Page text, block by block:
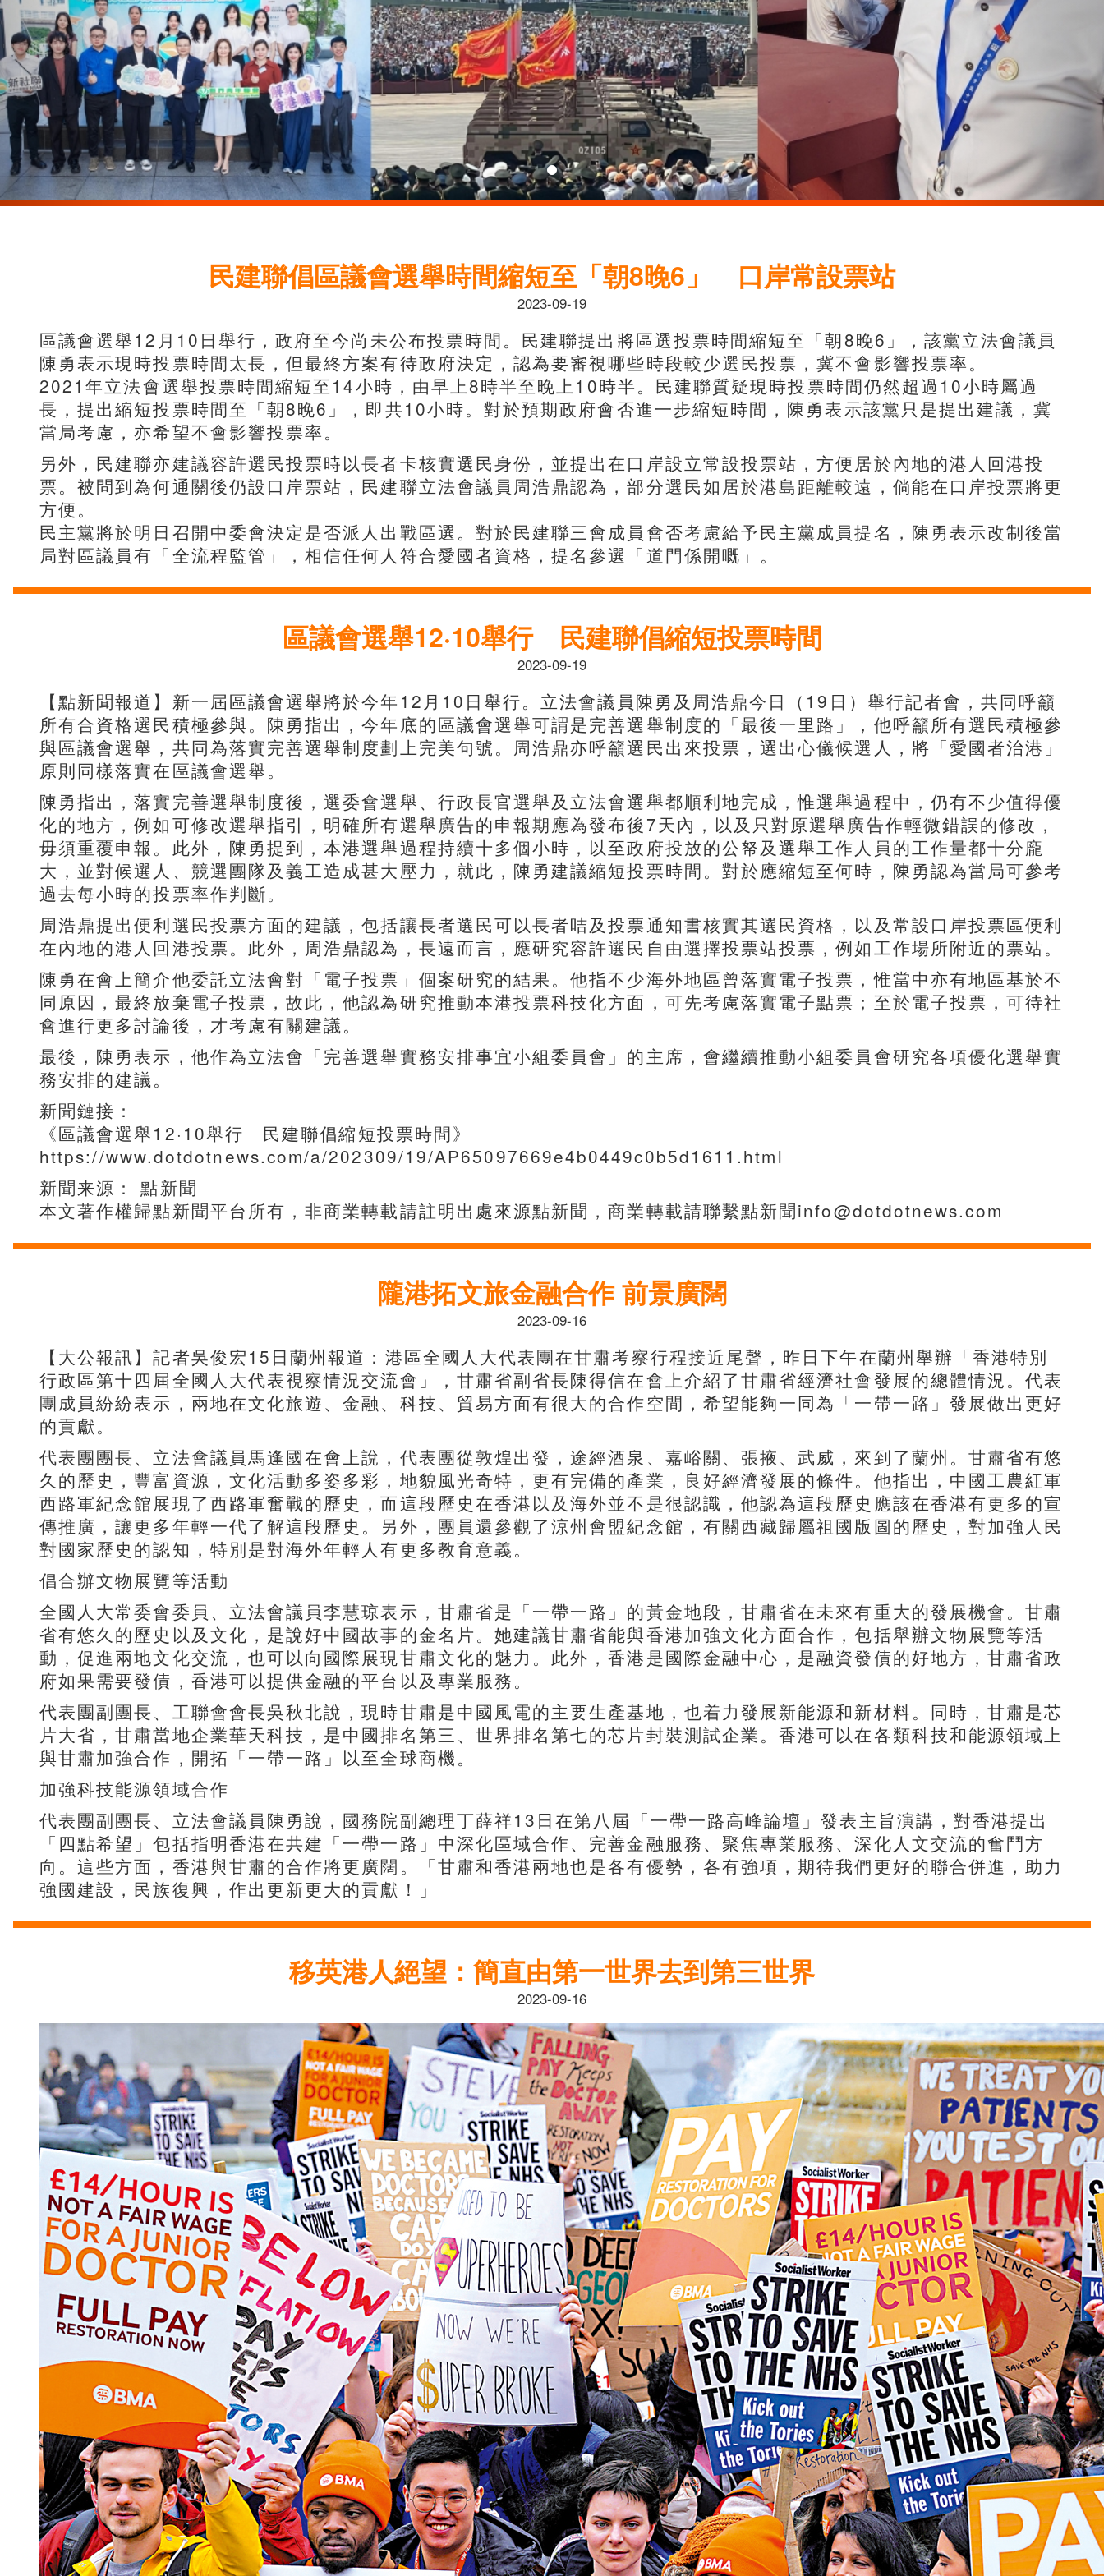
民建聯倡區議會選舉時間縮短至「朝8晚6」 口岸常設票站
2023-09-19
區議會選舉12月10日舉行，政府至今尚未公布投票時間。民建聯提出將區選投票時間縮短至「朝8晚6」，該黨立法會議員
陳勇表示現時投票時間太長，但最終方案有待政府決定，認為要審視哪些時段較少選民投票，冀不會影響投票率。
2021年立法會選舉投票時間縮短至14小時，由早上8時半至晚上10時半。民建聯質疑現時投票時間仍然超過10小時屬過
長，提出縮短投票時間至「朝8晚6」，即共10小時。對於預期政府會否進一步縮短時間，陳勇表示該黨只是提出建議，冀
當局考慮，亦希望不會影響投票率。
另外，民建聯亦建議容許選民投票時以長者卡核實選民身份，並提出在口岸設立常設投票站，方便居於內地的港人回港投
票。被問到為何通關後仍設口岸票站，民建聯立法會議員周浩鼎認為，部分選民如居於港島距離較遠，倘能在口岸投票將更
方便。
民主黨將於明日召開中委會決定是否派人出戰區選。對於民建聯三會成員會否考慮給予民主黨成員提名，陳勇表示改制後當
局對區議員有「全流程監管」，相信任何人符合愛國者資格，提名參選「道門係開嘅」。
區議會選舉12·10舉行 民建聯倡縮短投票時間
2023-09-19
【點新聞報道】新一屆區議會選舉將於今年12月10日舉行。立法會議員陳勇及周浩鼎今日（19日）舉行記者會，共同呼籲
所有合資格選民積極參與。陳勇指出，今年底的區議會選舉可謂是完善選舉制度的「最後一里路」，他呼籲所有選民積極參
與區議會選舉，共同為落實完善選舉制度劃上完美句號。周浩鼎亦呼籲選民出來投票，選出心儀候選人，將「愛國者治港」
原則同樣落實在區議會選舉。
陳勇指出，落實完善選舉制度後，選委會選舉、行政長官選舉及立法會選舉都順利地完成，惟選舉過程中，仍有不少值得優
化的地方，例如可修改選舉指引，明確所有選舉廣告的申報期應為發布後7天內，以及只對原選舉廣告作輕微錯誤的修改，
毋須重覆申報。此外，陳勇提到，本港選舉過程持續十多個小時，以至政府投放的公帑及選舉工作人員的工作量都十分龐
大，並對候選人、競選團隊及義工造成甚大壓力，就此，陳勇建議縮短投票時間。對於應縮短至何時，陳勇認為當局可參考
過去每小時的投票率作判斷。
周浩鼎提出便利選民投票方面的建議，包括讓長者選民可以長者咭及投票通知書核實其選民資格，以及常設口岸投票區便利
在內地的港人回港投票。此外，周浩鼎認為，長遠而言，應研究容許選民自由選擇投票站投票，例如工作場所附近的票站。
陳勇在會上簡介他委託立法會對「電子投票」個案研究的結果。他指不少海外地區曾落實電子投票，惟當中亦有地區基於不
同原因，最終放棄電子投票，故此，他認為研究推動本港投票科技化方面，可先考慮落實電子點票；至於電子投票，可待社
會進行更多討論後，才考慮有關建議。
最後，陳勇表示，他作為立法會「完善選舉實務安排事宜小組委員會」的主席，會繼續推動小組委員會研究各項優化選舉實
務安排的建議。
新聞鏈接：
《區議會選舉12·10舉行 民建聯倡縮短投票時間》
https://www.dotdotnews.com/a/202309/19/AP65097669e4b0449c0b5d1611.html
新聞来源： 點新聞
本文著作權歸點新聞平台所有，非商業轉載請註明出處來源點新聞，商業轉載請聯繫點新聞info@dotdotnews.com
隴港拓文旅金融合作 前景廣闊
2023-09-16
【大公報訊】記者吳俊宏15日蘭州報道：港區全國人大代表團在甘肅考察行程接近尾聲，昨日下午在蘭州舉辦「香港特別
行政區第十四屆全國人大代表視察情況交流會」，甘肅省副省長陳得信在會上介紹了甘肅省經濟社會發展的總體情況。代表
團成員紛紛表示，兩地在文化旅遊、金融、科技、貿易方面有很大的合作空間，希望能夠一同為「一帶一路」發展做出更好
的貢獻。
代表團團長、立法會議員馬逢國在會上說，代表團從敦煌出發，途經酒泉、嘉峪關、張掖、武威，來到了蘭州。甘肅省有悠
久的歷史，豐富資源，文化活動多姿多彩，地貌風光奇特，更有完備的產業，良好經濟發展的條件。他指出，中國工農紅軍
西路軍紀念館展現了西路軍奮戰的歷史，而這段歷史在香港以及海外並不是很認識，他認為這段歷史應該在香港有更多的宣
傳推廣，讓更多年輕一代了解這段歷史。另外，團員還參觀了涼州會盟紀念館，有關西藏歸屬祖國版圖的歷史，對加強人民
對國家歷史的認知，特別是對海外年輕人有更多教育意義。
倡合辦文物展覽等活動
全國人大常委會委員、立法會議員李慧琼表示，甘肅省是「一帶一路」的黃金地段，甘肅省在未來有重大的發展機會。甘肅
省有悠久的歷史以及文化，是說好中國故事的金名片。她建議甘肅省能與香港加強文化方面合作，包括舉辦文物展覽等活
動，促進兩地文化交流，也可以向國際展現甘肅文化的魅力。此外，香港是國際金融中心，是融資發債的好地方，甘肅省政
府如果需要發債，香港可以提供金融的平台以及專業服務。
代表團副團長、工聯會會長吳秋北說，現時甘肅是中國風電的主要生產基地，也着力發展新能源和新材料。同時，甘肅是芯
片大省，甘肅當地企業華天科技，是中國排名第三、世界排名第七的芯片封裝測試企業。香港可以在各類科技和能源領域上
與甘肅加強合作，開拓「一帶一路」以至全球商機。
加強科技能源領域合作
代表團副團長、立法會議員陳勇說，國務院副總理丁薛祥13日在第八屆「一帶一路高峰論壇」發表主旨演講，對香港提出
「四點希望」包括指明香港在共建「一帶一路」中深化區域合作、完善金融服務、聚焦專業服務、深化人文交流的奮鬥方
向。這些方面，香港與甘肅的合作將更廣闊。「甘肅和香港兩地也是各有優勢，各有強項，期待我們更好的聯合併進，助力
強國建設，民族復興，作出更新更大的貢獻！」
移英港人絕望：簡直由第一世界去到第三世界
2023-09-16